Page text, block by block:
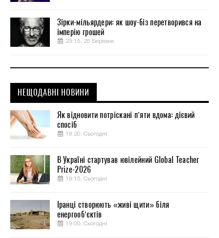
Зірки-мільярдери: як шоу-біз перетворився на
імперію грошей
23:15, 25 Березня
НЕЩОДАВНІ НОВИНИ
Як відновити потріскані п’яти вдома: дієвий
спосіб
19:20, Сьогодні
В Україні стартував ювілейний Global Teacher
Prize-2026
19:15, Сьогодні
Іранці створюють «живі щити» біля
енергооб’єктів
19:00, Сьогодні